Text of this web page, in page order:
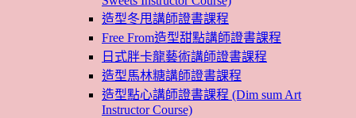
造型冬甩講師證書課程
Free From造型甜點講師證書課程
日式胖卡龍藝術講師證書課程
造型馬林糖講師證書課程
造型點心講師證書課程 (Dim sum Art
Instructor Course)